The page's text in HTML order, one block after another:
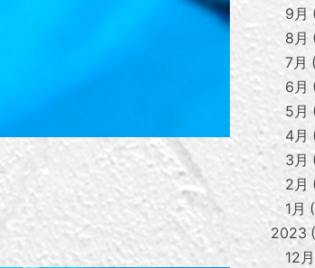
9月
8月
7月
6月
5月
4月
3月
2月
1月
2023
12月